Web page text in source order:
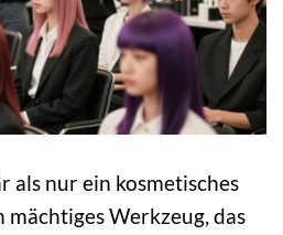
als nur ein kosmetisches
mächtiges Werkzeug, das